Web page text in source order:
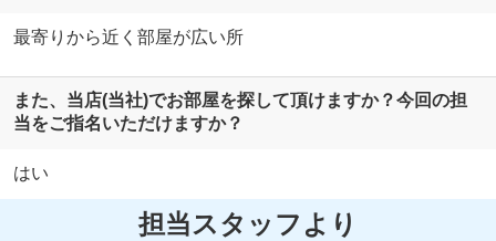
最寄りから近く部屋が広い所
また、当店(当社)でお部屋を探して頂けますか？今回の担
当をご指名いただけますか？
はい
担当スタッフより